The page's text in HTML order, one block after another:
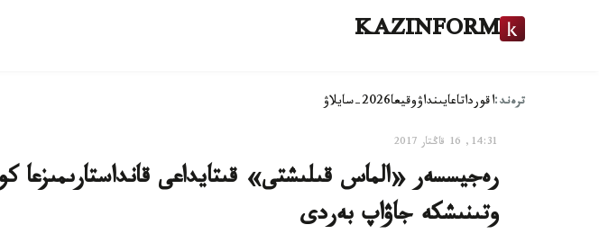
KAZINFORM
ترەند:اقورداتاعايىنداۋوقيعا2026-سايلاۋ
14:31, 16 قاڭتار 2017
رەجيسسەر «الماس قىلىشتى» قىتايداعى قانداستارىمىزعا
وتىنىشكە جاۋاپ بەردى